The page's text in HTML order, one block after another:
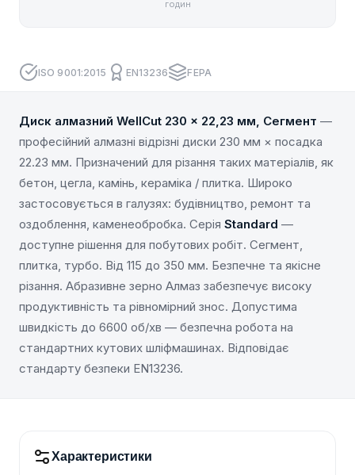
годин
ISO 9001:2015 EN13236 FEPA
Диск алмазний WellCut 230 x 22,23 мм, Сегмент —
професійний алмазні відрізні диски 230 мм × посадка
22.23 мм. Призначений для різання таких матеріалів, як
бетон, цегла, камінь, кераміка / плитка. Широко
застосовується в галузях: будівництво, ремонт та
оздоблення, каменеобробка. Серія Standard —
доступне рішення для побутових робіт. Сегмент,
плитка, турбо. Від 115 до 350 мм. Безпечне та якісне
різання. Абразивне зерно Алмаз забезпечує високу
продуктивність та рівномірний знос. Допустима
швидкість до 6600 об/хв — безпечна робота на
стандартних кутових шліфмашинах. Відповідає
стандарту безпеки EN13236.
Характеристики